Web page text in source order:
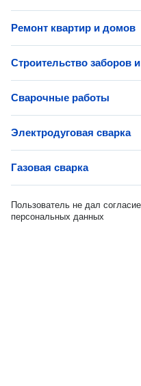
Ремонт квартир и домов
Строительство заборов
Сварочные работы
Электродуговая сварка
Газовая сварка
Пользователь не дал
персональных данных